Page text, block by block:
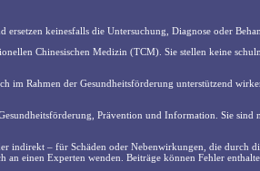
keinesfalls die Untersuchung, Diagnose oder
Chinesischen Medizin (TCM). Sie stellen keine
im Rahmen der Gesundheitsförderung unterstützend
Prävention und Information. Sie
– für Schäden oder Nebenwirkungen, die durch
an einen Experten wenden. Beiträge können Fehler